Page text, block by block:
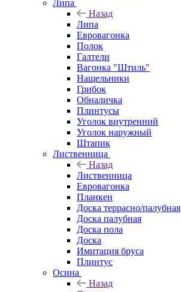
Липа
Назад
Липа
Евровагонка
Полок
Галтели
Вагонка "Штиль"
Нащельники
Грибок
Обналичка
Плинтусы
Уголок внутренний
Уголок наружный
Штапик
Лиственница
Назад
Лиственница
Евровагонка
Планкен
Доска террасно/палубная
Доска палубная
Доска пола
Доска
Имитация бруса
Плинтус
Осина
Назад